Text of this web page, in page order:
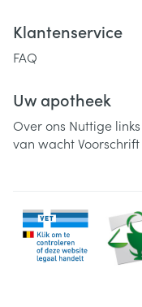
Klantenservice
FAQ
Uw apotheek
Over ons Nuttige links
van wachtVoorschrift